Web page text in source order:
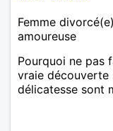
Femme
amoureuse
Pourquoi ne pas
vraie découverte
délicatesse sont